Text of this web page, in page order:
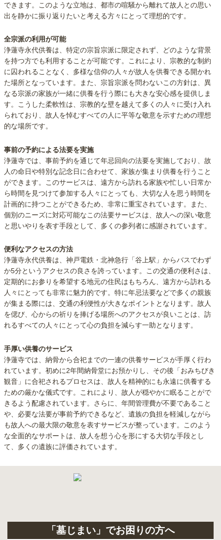
できます。このような立地は、都市の喧騒から離れて故人との思い
出を静かに振り返りたいと考える方々にとって理想的です。
全宗派の利用が可能
浄蓮寺永代供養は、特定の宗旨宗派に限定されず、どのような背景
を持つ方でも利用することが可能です。これにより、宗教的な制約
に囚われることなく、多様な信仰の人々が故人を供養できる開かれ
た場所となっています。また、宗旨宗派を問わないこの方針は、異
なる宗派の家族が一緒に供養を行う際にも大きな安心感を提供しま
す。こうした柔軟性は、宗教的な壁を越えて多くの人々に受け入れ
られており、故人を悼むすべての人に平等な敬意を示すための理想
的な場所です。
事前の予約による法要を実施
浄蓮寺では、事前予約を通じて年忌回向の法要を実施しており、故
人の命日や特別な記念日に合わせて、家族が集まり供養を行うこと
ができます。このサービスは、遠方から訪れる家族や忙しい日常か
ら時間を見つけて参加する人々にとっても、大切な人を思う時間を
計画的に持つことができるため、非常に重宝されています。また、
個別のニーズに対応可能なこの法要サービスは、故人への深い敬意
と思いやりを表す手段として、多くの参列者に感謝されています。
便利なアクセスの方法
浄蓮寺永代供養は、神戸電鉄・北神急行「谷上駅」からバスでわず
か5分というアクセスの良さを誇っています。この交通の便利さは、
定期的にお参りを希望する地元の住民はもちろん、遠方から訪れる
人々にとっても非常に魅力的です。特に年忌法要などで多くの親族
が集まる際には、交通の利便性が大きなポイントとなります。故人
を偲び、心からの祈りを捧げる場所へのアクセスが良いことは、訪
れるすべての人々にとって心の負担を減らす一助となります。
手厚い供養のサービス
浄蓮寺では、納骨から合祀までの一連の供養サービスが手厚く行わ
れています。初めに2年間納骨堂にお預かりし、その後「おみちびき
観音」に合祀されるプロセスは、故人を精神的にも永遠に供養する
ための厳かな儀式です。これにより、故人が穏やかに眠ることがで
きるよう配慮されています。さらに、年間管理費が不要であること
や、必要な法要が事前予約できるなど、遺族の負担を軽減しながら
も故人への最大限の敬意を表すサービスが整っています。このよう
な全面的なサポートは、故人を想う心を形にする大切な手段とし
て、多くの遺族に評価されています。
「墓じまい」でお困りの方へ